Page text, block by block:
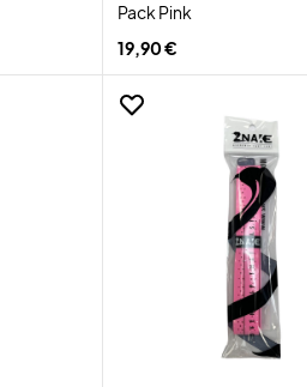
Pack Pink
19,90 €